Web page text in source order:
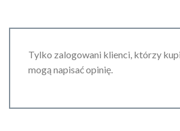
Tylko zalogowani klienci, którzy
mogą napisać opinię.